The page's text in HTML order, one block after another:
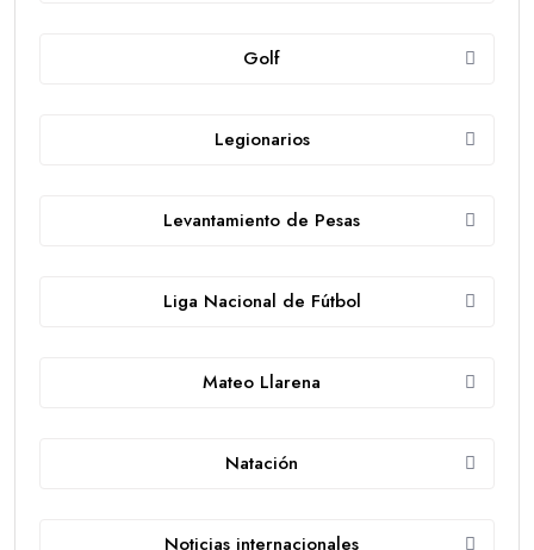
Golf
Legionarios
Levantamiento de Pesas
Liga Nacional de Fútbol
Mateo Llarena
Natación
Noticias internacionales